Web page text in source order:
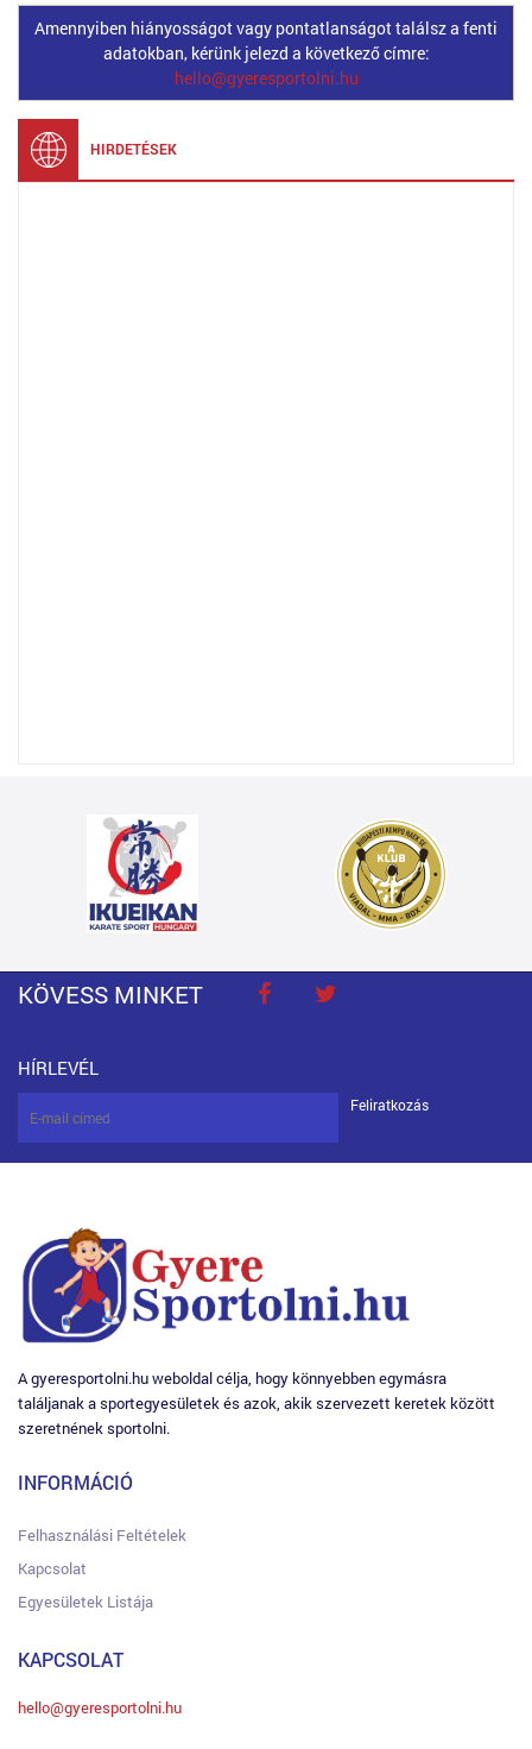
Amennyiben hiányosságot vagy pontatlanságot találsz a fenti
adatokban, kérünk jelezd a következő címre:
hello@gyeresportolni.hu
HIRDETÉSEK
KÖVESS MINKET
HÍRLEVÉL
Feliratkozás
A gyeresportolni.hu weboldal célja, hogy könnyebben egymásra
találjanak a sportegyesületek és azok, akik szervezett keretek között
szeretnének sportolni.
INFORMÁCIÓ
Felhasználási Feltételek
Kapcsolat
Egyesületek Listája
KAPCSOLAT
hello@gyeresportolni.hu